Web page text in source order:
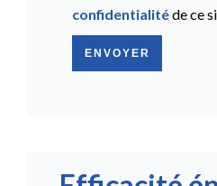
confidentialitéde ce
ENVOYER